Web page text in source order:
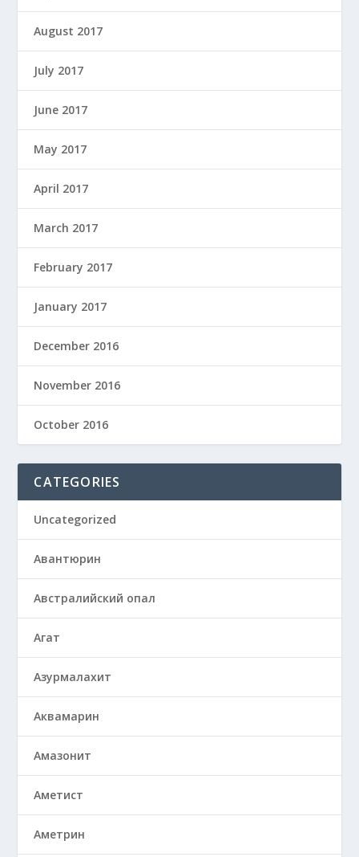
August 2017
July 2017
June 2017
May 2017
April 2017
March 2017
February 2017
January 2017
December 2016
November 2016
October 2016
CATEGORIES
Uncategorized
Авантюрин
Австралийский опал
Агат
Азурмалахит
Аквамарин
Амазонит
Аметист
Аметрин